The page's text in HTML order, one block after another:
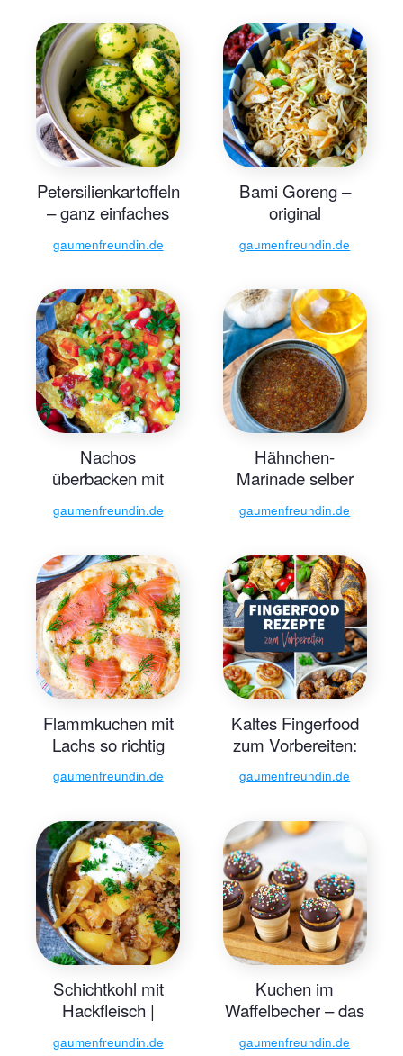
Petersilienkartoffeln
– ganz einfaches
gaumenfreundin.de
Bami Goreng –
original
Bratnudeln
gaumenfreundin.de
Nachos
überbacken mit
gaumenfreundin.de
Hähnchen-
Marinade selber
gaumenfreundin.de
Flammkuchen mit
Lachs so richtig
knusprig
gaumenfreundin.de
Kaltes Fingerfood
zum Vorbereiten:
21 Ideen
gaumenfreundin.de
Schichtkohl mit
Hackfleisch |
gaumenfreundin.de
Kuchen im
Waffelbecher – das
gaumenfreundin.de